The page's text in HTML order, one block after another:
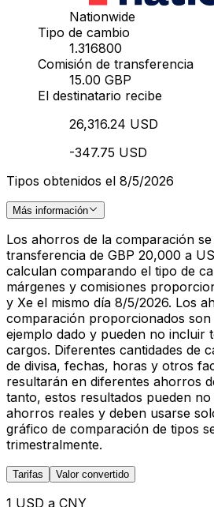
Nationwide
Tipo de cambio
1.316800
Comisión de transferencia
15.00 GBP
El destinatario recibe
26,316.24 USD
-347.75 USD
Tipos obtenidos el 8/5/2026
Más información
Los ahorros de la comparación
transferencia de GBP 20,000 a
calculan comparando el tipo de
márgenes y comisiones
y Xe el mismo día 8/5/2026. Los
comparación proporcionados
ejemplo dado y pueden no incluir
cargos. Diferentes cantidades de
de divisa, fechas, horas y otros
resultarán en diferentes ahorros
tanto, estos resultados pueden
ahorros reales y deben usarse
gráfico de comparación de tipos
trimestralmente.
Tarifas Valor convertido
1 USD a CNY